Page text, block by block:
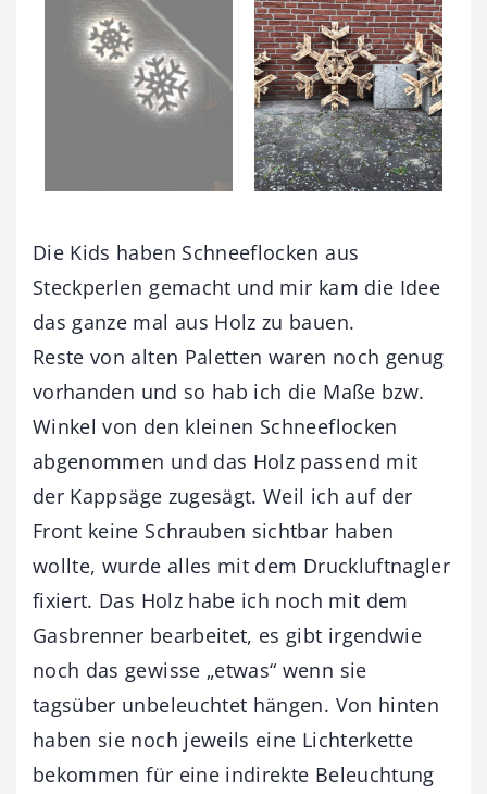
Die Kids haben Schneeflocken aus
Steckperlen gemacht und mir kam die Idee
das ganze mal aus Holz zu bauen.
Reste von alten Paletten waren noch genug
vorhanden und so hab ich die Maße bzw.
Winkel von den kleinen Schneeflocken
abgenommen und das Holz passend mit
der Kappsäge zugesägt. Weil ich auf der
Front keine Schrauben sichtbar haben
wollte, wurde alles mit dem Druckluftnagler
fixiert. Das Holz habe ich noch mit dem
Gasbrenner bearbeitet, es gibt irgendwie
noch das gewisse „etwas“ wenn sie
tagsüber unbeleuchtet hängen. Von hinten
haben sie noch jeweils eine Lichterkette
bekommen für eine indirekte Beleuchtung